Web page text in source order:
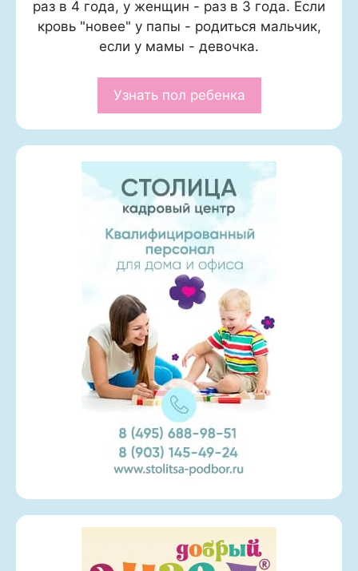
раз в 4 года, у женщин - раз в 3 года. Если
кровь "новее" у папы - родиться мальчик,
если у мамы - девочка.
Узнать пол ребенка